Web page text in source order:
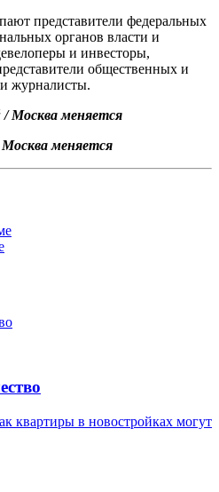
представители федеральных
органов власти и
и инвесторы,
общественных и
журналисты.
Москва меняется
меняется